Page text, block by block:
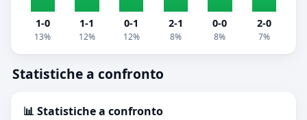
1-0
13%
1-1
12%
0-1
12%
2-1
8%
0-0
8%
2-0
7%
Statistiche a confronto
📊 Statistiche a confronto